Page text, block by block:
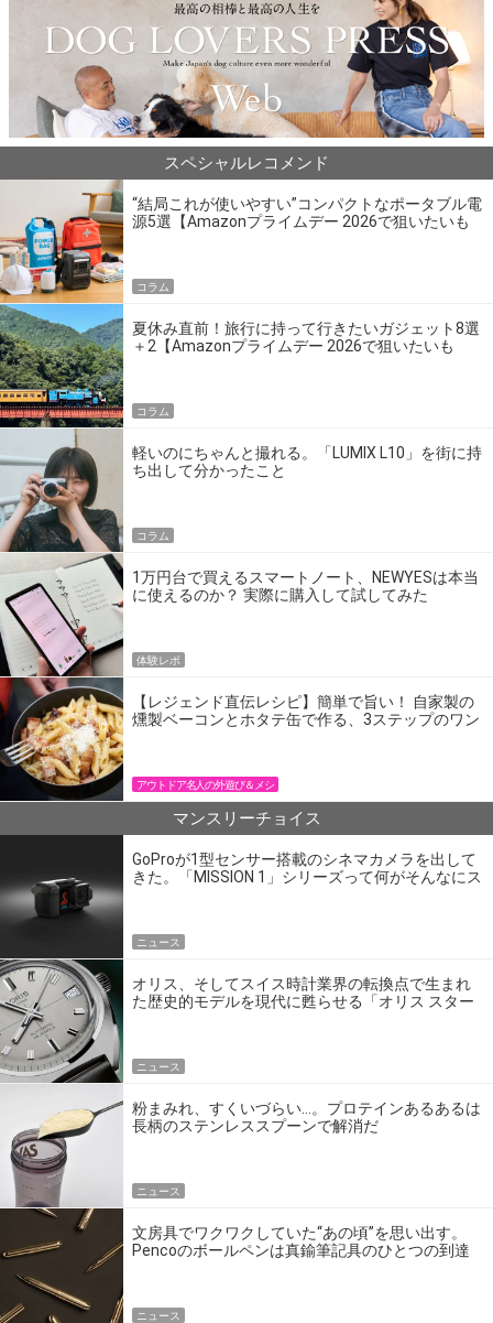
スペシャルレコメンド
“結局これが使いやすい”コンパクトなポータブル電
源5選【Amazonプライムデー 2026で狙いたいも
コラム
夏休み直前！旅行に持って行きたいガジェット8選
＋2【Amazonプライムデー 2026で狙いたいも
コラム
軽いのにちゃんと撮れる。「LUMIX L10」を街に持
ち出して分かったこと
コラム
1万円台で買えるスマートノート、NEWYESは本当
に使えるのか？ 実際に購入して試してみた
体験レポ
【レジェンド直伝レシピ】簡単で旨い！ 自家製の
燻製ベーコンとホタテ缶で作る、3ステップのワン
アウトドア名人の外遊び＆メシ
マンスリーチョイス
GoProが1型センサー搭載のシネマカメラを出して
きた。「MISSION 1」シリーズって何がそんなにス
ニュース
オリス、そしてスイス時計業界の転換点で生まれ
た歴史的モデルを現代に甦らせる「オリス スター
ニュース
粉まみれ、すくいづらい…。プロテインあるあるは
長柄のステンレススプーンで解消だ
ニュース
文房具でワクワクしていた“あの頃”を思い出す。
Pencoのボールペンは真鍮筆記具のひとつの到達
ニュース